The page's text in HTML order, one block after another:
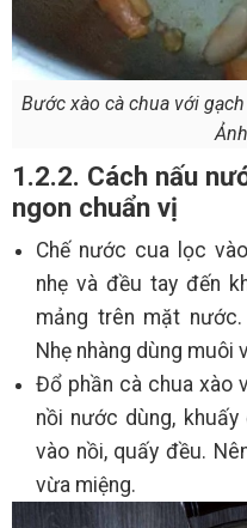
Bước xào cà chua với
1.2.2. Cách nấu
ngon chuẩn vị
Chế nước cua lọc
nhẹ và đều tay đến
mảng trên mặt
Nhẹ nhàng dùng muôi
Đổ phần cà chua xào
nồi nước dùng,
vào nồi, quấy đều.
vừa miệng.